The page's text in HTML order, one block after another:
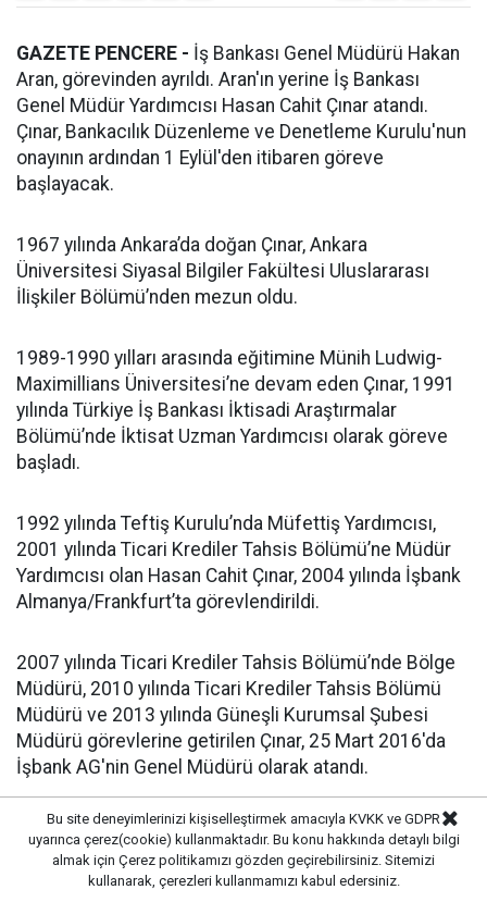
GAZETE PENCERE - İş Bankası Genel Müdürü Hakan
Aran, görevinden ayrıldı. Aran'ın yerine İş Bankası
Genel Müdür Yardımcısı Hasan Cahit Çınar atandı.
Çınar, Bankacılık Düzenleme ve Denetleme Kurulu'nun
onayının ardından 1 Eylül'den itibaren göreve
başlayacak.
1967 yılında Ankara’da doğan Çınar, Ankara
Üniversitesi Siyasal Bilgiler Fakültesi Uluslararası
İlişkiler Bölümü’nden mezun oldu.
1989-1990 yılları arasında eğitimine Münih Ludwig-
Maximillians Üniversitesi’ne devam eden Çınar, 1991
yılında Türkiye İş Bankası İktisadi Araştırmalar
Bölümü’nde İktisat Uzman Yardımcısı olarak göreve
başladı.
1992 yılında Teftiş Kurulu’nda Müfettiş Yardımcısı,
2001 yılında Ticari Krediler Tahsis Bölümü’ne Müdür
Yardımcısı olan Hasan Cahit Çınar, 2004 yılında İşbank
Almanya/Frankfurt’ta görevlendirildi.
2007 yılında Ticari Krediler Tahsis Bölümü’nde Bölge
Müdürü, 2010 yılında Ticari Krediler Tahsis Bölümü
Müdürü ve 2013 yılında Güneşli Kurumsal Şubesi
Müdürü görevlerine getirilen Çınar, 25 Mart 2016'da
İşbank AG'nin Genel Müdürü olarak atandı.
5 Ekim 2018 tarihinde İş Bankası’nda Genel Müdür
Yardımcılığına getirilen Çınar, 2023 yılında İş Bankası
iştiraki Trakya Yatırım Holding'de görev aldı ve 30
Bu site deneyimlerinizi kişiselleştirmek amacıyla KVKK ve GDPR
uyarınca çerez(cookie) kullanmaktadır. Bu konu hakkında detaylı bilgi
almak için Çerez politikamızı gözden geçirebilirsiniz. Sitemizi
kullanarak, çerezleri kullanmamızı kabul edersiniz.